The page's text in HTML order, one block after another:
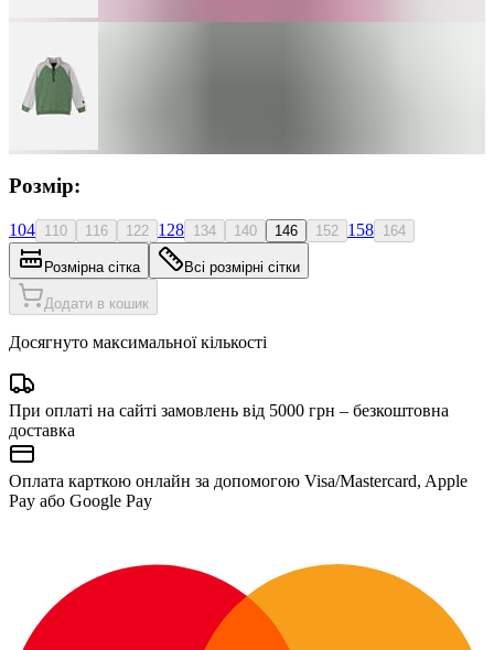
Розмір:
104 110 116 122 128 134 140 146 152 158 164
Розмірна сітка Всі розмірні сітки
Додати в кошик
Досягнуто максимальної кількості
При оплаті на сайті замовлень від 5000 грн – безкоштовна
доставка
Оплата карткою онлайн за допомогою Visa/Mastercard, Apple
Pay або Google Pay